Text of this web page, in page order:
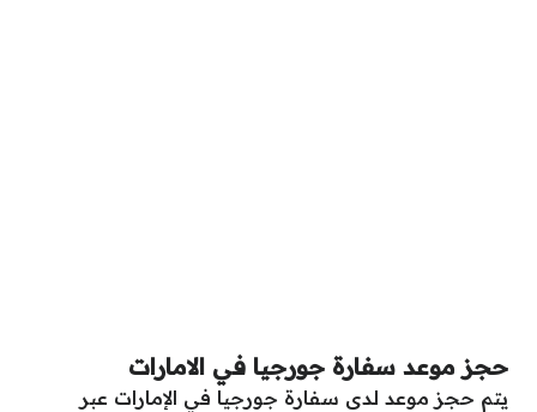
حجز موعد سفارة جورجيا في الامارات
يتم حجز موعد لدى سفارة جورجيا في الإمارات عبر